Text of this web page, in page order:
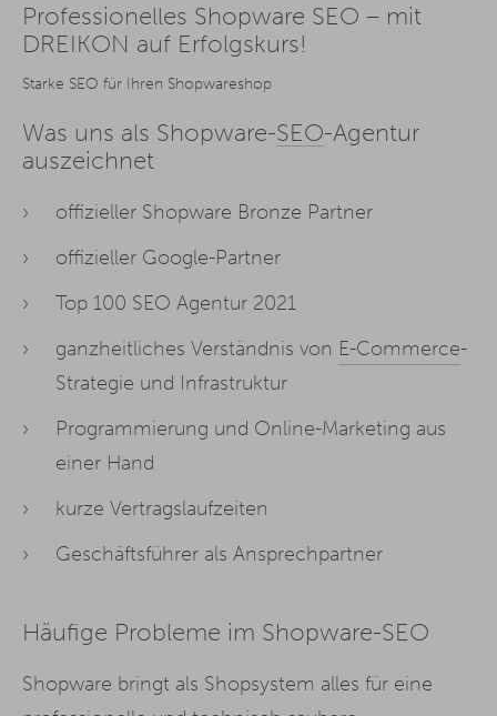
Professionelles Shopware SEO – mit
DREIKON auf Erfolgskurs!
Starke SEO für Ihren Shopwareshop
Was uns als Shopware-SEO-Agentur
auszeichnet
offizieller Shopware Bronze Partner
offizieller Google-Partner
Top 100 SEO Agentur 2021
ganzheitliches Verständnis von E-Commerce-
Strategie und Infrastruktur
Programmierung und Online-Marketing aus
einer Hand
kurze Vertragslaufzeiten
Geschäftsführer als Ansprechpartner
Häufige Probleme im Shopware-SEO
Shopware bringt als Shopsystem alles für eine